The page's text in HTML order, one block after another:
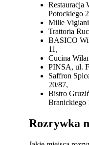
Restauracja
Potockiego
Mille
Trattoria
BASICO
11,
Cucina
PINSA, ul.
Saffron
20/87,
Bistro
Branickiego
Rozrywka